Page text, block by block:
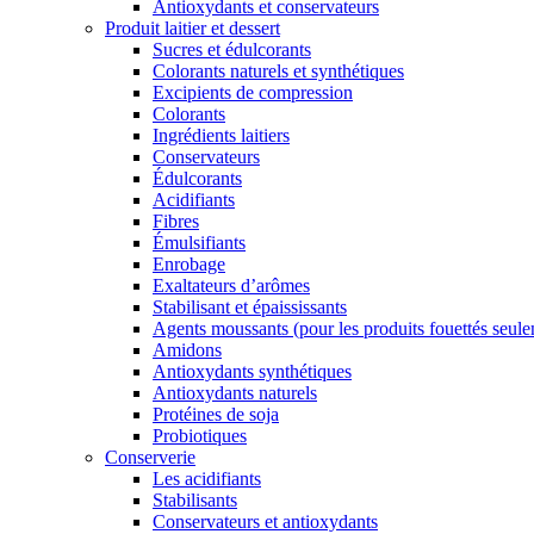
Antioxydants et conservateurs
Produit laitier et dessert
Sucres et édulcorants
Colorants naturels et synthétiques
Excipients de compression
Colorants
Ingrédients laitiers
Conservateurs
Édulcorants
Acidifiants
Fibres
Émulsifiants
Enrobage
Exaltateurs d’arômes
Stabilisant et épaississants
Agents moussants (pour les produits fouettés
Amidons
Antioxydants synthétiques
Antioxydants naturels
Protéines de soja
Probiotiques
Conserverie
Les acidifiants
Stabilisants
Conservateurs et antioxydants